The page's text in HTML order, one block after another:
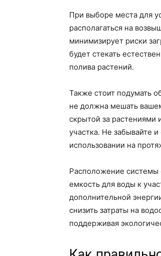
При выборе места для
располагаться на
минимизирует риски
будет стекать
полива растений.
Также стоит подумать
не должна мешать
скрытой за
участка. Не забывайте
использовании на
Расположение
емкость для воды к
дополнительной
снизить затраты на
поддерживая